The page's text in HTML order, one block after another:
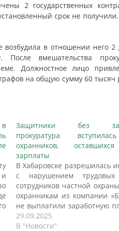
2 государственных
срок не
возбудила в отношении него 2
После вмешательства
Должностное лицо
на общую сумму 60 тысяч
Защитники без
прокуратура
охранников,
зарплаты
В Хабаровске разрешилась
с нарушением
сотрудников частной
охранникам из компании
не выплатили заработную
июнь 2025 года, и
вмешательство
29.09.2025
В "Новости"